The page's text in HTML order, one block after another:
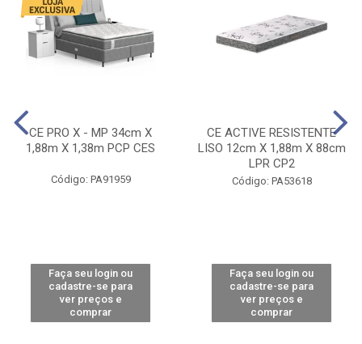
CE PRO X - MP 34cm X
1,88m X 1,38m PCP CES
Código: PA91959
Faça seu login ou
cadastre-se para
ver preços e
comprar
CE ACTIVE RESISTENTE
LISO 12cm X 1,88m X 88cm
LPR CP2
Código: PA53618
Faça seu login ou
cadastre-se para
ver preços e
comprar